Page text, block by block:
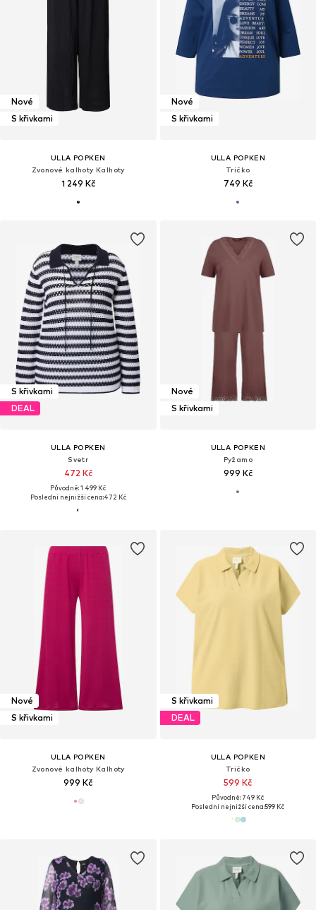
Nové
S křivkami
ULLA POPKEN
Zvonové kalhoty Kalhoty
1 249 Kč
Nové
S křivkami
ULLA POPKEN
Tričko
749 Kč
S křivkami
DEAL
ULLA POPKEN
Svetr
472 Kč
Původně: 1 499 Kč
Poslední nejnižší cena:472 Kč
Nové
S křivkami
ULLA POPKEN
Pyžamo
999 Kč
Nové
S křivkami
ULLA POPKEN
Zvonové kalhoty Kalhoty
999 Kč
S křivkami
DEAL
ULLA POPKEN
Tričko
599 Kč
Původně: 749 Kč
Poslední nejnižší cena:599 Kč